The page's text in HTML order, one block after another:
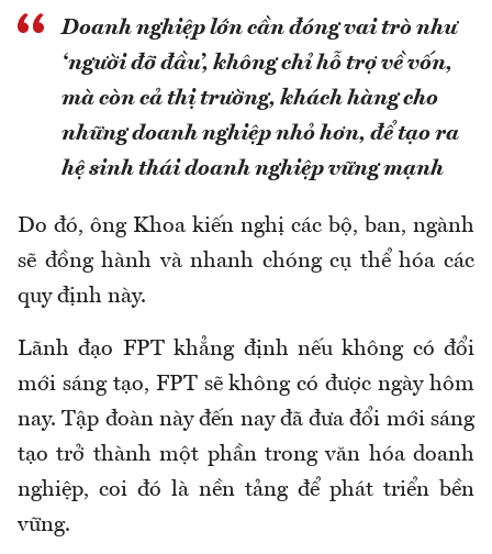
Doanh nghiệp lớn cần đóng vai trò như
‘người đỡ đầu’, không chỉ hỗ trợ về vốn,
mà còn cả thị trường, khách hàng cho
những doanh nghiệp nhỏ hơn, để tạo ra
hệ sinh thái doanh nghiệp vững mạnh
Do đó, ông Khoa kiến nghị các bộ, ban, ngành
sẽ đồng hành và nhanh chóng cụ thể hóa các
quy định này.
Lãnh đạo FPT khẳng định nếu không có đổi
mới sáng tạo, FPT sẽ không có được ngày hôm
nay. Tập đoàn này đến nay đã đưa đổi mới sáng
tạo trở thành một phần trong văn hóa doanh
nghiệp, coi đó là nền tảng để phát triển bền
vững.